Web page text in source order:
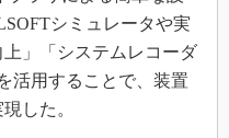
シミュレータや実
」「システムレコーダ
活用することで、装置
した。